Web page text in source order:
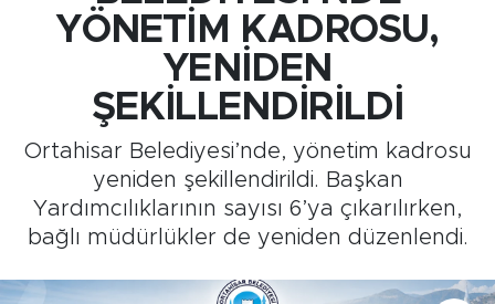
YÖNETİM KADROSU,
YENİDEN
ŞEKİLLENDİRİLDİ
Ortahisar Belediyesi’nde, yönetim kadrosu
yeniden şekillendirildi. Başkan
Yardımcılıklarının sayısı 6’ya çıkarılırken,
bağlı müdürlükler de yeniden düzenlendi.
Medya
Sağlık
Siyaset
Teknoloji